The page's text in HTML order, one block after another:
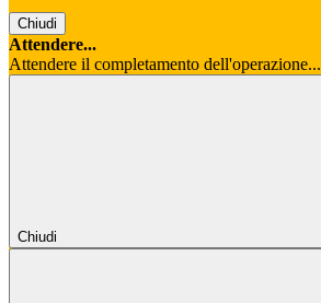
Chiudi
Attendere...
Attendere il completamento dell'operazione...
Chiudi